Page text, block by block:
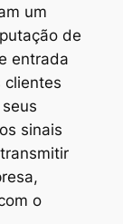
um
de
entrada
clientes
sinais
o